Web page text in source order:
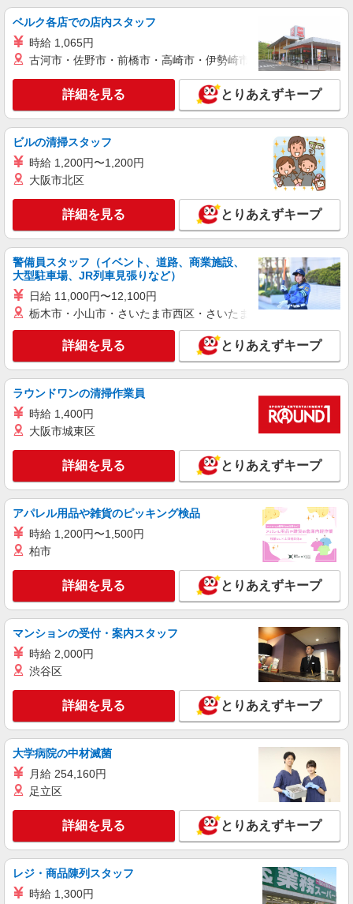
業所一括面談(対面) 1日：10,000円〜14,716円 ・
個別訪問(対面) 1件：4,286円〜5,239円 ・遠隔面
談 1件：1,500〜1,691円 ・電話支援 1件：
1,000円〜1,429円 ・ICTメール支援 1件：500円
※上記金額に消費税を加えた金額をお支払いいた
します ※交通費・電話代は弊社負担。その他、支
援内容により細則あり。
【活動エリア】広島県呉市及びその周辺
詳細を見る
アースサポート株式会社 呉
訪問入浴看護師
月給260,400円〜292,800円 正看護師:292800円
当51660円を含みます。(固定残業代に相当) 34
時間を超える時間外勤務へは追加で支給します。
勤務手当の額は各種手当を含む給与総額により変
動します。
アースサポート呉(広島県呉市広文化町5番8号)
キープ 詳細を見る
アルバイト
アースサポート株式会社 呉
訪問入浴看護師
准看護師：12,040円 正看護師：13,040円
アースサポート呉(広島県呉市広文化町5番8号)
キープ 詳細を見る
ベルク各店での店内スタッフ
時給 1,065円
古河市・佐野市・前橋市・高崎市・伊勢崎市・太田市・館林市
詳細を見る とりあえずキープ
ビルの清掃スタッフ
時給 1,200円〜1,200円
大阪市北区
詳細を見る とりあえずキープ
警備員スタッフ（イベント、道路、商業施設、
大型駐車場、JR列車見張りなど）
日給 11,000円〜12,100円
栃木市・小山市・さいたま市西区・さいたま市岩槻区・久喜市・
詳細を見る とりあえずキープ
ラウンドワンの清掃作業員
時給 1,400円
大阪市城東区
詳細を見る とりあえずキープ
アパレル用品や雑貨のピッキング検品
時給 1,200円〜1,500円
柏市
詳細を見る とりあえずキープ
マンションの受付・案内スタッフ
時給 2,000円
渋谷区
詳細を見る とりあえずキープ
大学病院の中材滅菌
月給 254,160円
足立区
詳細を見る とりあえずキープ
レジ・商品陳列スタッフ
時給 1,300円